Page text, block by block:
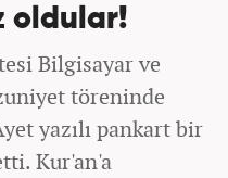
oldular!
Bilgisayar ve
töreninde
yazılı pankart bir
Kur'an'a